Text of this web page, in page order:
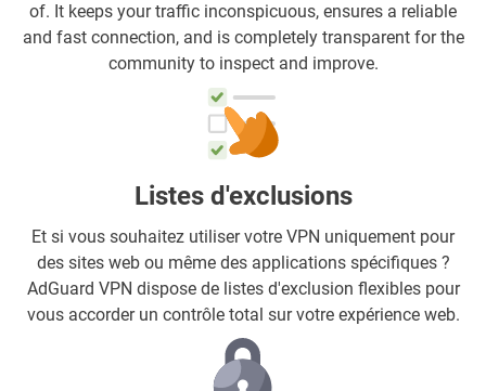
of. It keeps your traffic inconspicuous, ensures a reliable
and fast connection, and is completely transparent for the
community to inspect and improve.
Listes d'exclusions
Et si vous souhaitez utiliser votre VPN uniquement pour
des sites web ou même des applications spécifiques ?
AdGuard VPN dispose de listes d'exclusion flexibles pour
vous accorder un contrôle total sur votre expérience web.